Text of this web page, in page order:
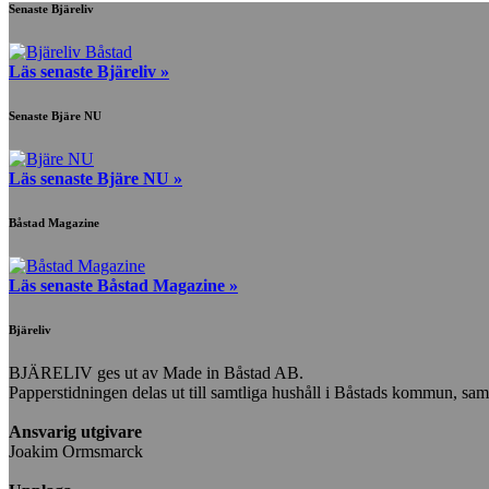
Senaste Bjäreliv
Läs senaste Bjäreliv »
Senaste Bjäre NU
Läs senaste Bjäre NU »
Båstad Magazine
Läs senaste Båstad Magazine »
Bjäreliv
BJÄRELIV ges ut av Made in Båstad AB.
Papperstidningen delas ut till samtliga hushåll i Båstads kommun,
Ansvarig utgivare
Joakim Ormsmarck